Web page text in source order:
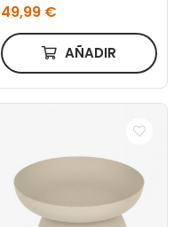
49,99 €
AÑADIR